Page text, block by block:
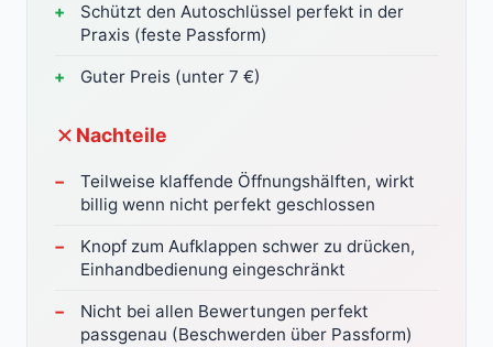
Schützt den Autoschlüssel perfekt in der
Praxis (feste Passform)
Guter Preis (unter 7 €)
Nachteile
Teilweise klaffende Öffnungshälften, wirkt
billig wenn nicht perfekt geschlossen
Knopf zum Aufklappen schwer zu drücken,
Einhandbedienung eingeschränkt
Nicht bei allen Bewertungen perfekt
passgenau (Beschwerden über Passform)